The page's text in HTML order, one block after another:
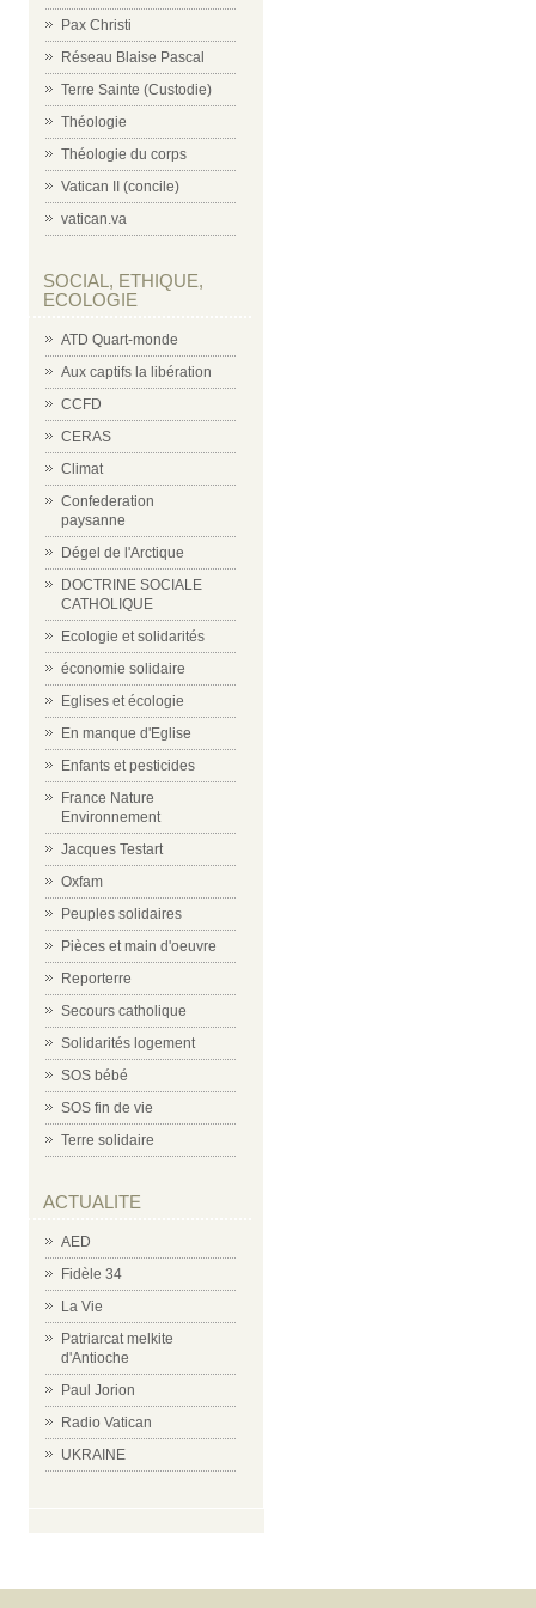
Pax Christi
Réseau Blaise Pascal
Terre Sainte (Custodie)
Théologie
Théologie du corps
Vatican II (concile)
vatican.va
SOCIAL, ETHIQUE,
ECOLOGIE
ATD Quart-monde
Aux captifs la libération
CCFD
CERAS
Climat
Confederation
paysanne
Dégel de l'Arctique
DOCTRINE SOCIALE
CATHOLIQUE
Ecologie et solidarités
économie solidaire
Eglises et écologie
En manque d'Eglise
Enfants et pesticides
France Nature
Environnement
Jacques Testart
Oxfam
Peuples solidaires
Pièces et main d'oeuvre
Reporterre
Secours catholique
Solidarités logement
SOS bébé
SOS fin de vie
Terre solidaire
ACTUALITE
AED
Fidèle 34
La Vie
Patriarcat melkite
d'Antioche
Paul Jorion
Radio Vatican
UKRAINE